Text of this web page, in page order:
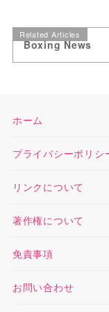
Related Articles
Boxing News
ホーム
プライバシーポリシ
リンクについて
著作権について
免責事項
お問い合わせ